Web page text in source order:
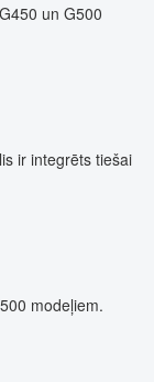
un G500
ir integrēts tiešai
modeļiem.